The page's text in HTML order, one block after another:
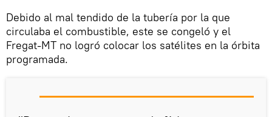
​Debido al mal tendido de la tubería por la que
circulaba el combustible, este se congeló y el
Fregat-MT no logró colocar los satélites en la órbita
programada.